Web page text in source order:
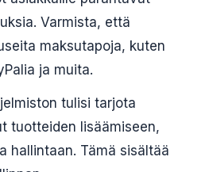
Varmista, että
maksutapoja, kuten
ja muita.
tulisi tarjota
tuotteiden lisäämiseen,
hallintaan. Tämä sisältää